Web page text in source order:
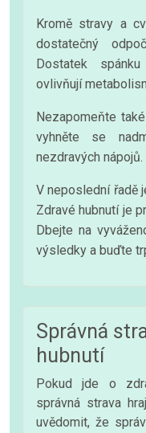
Kromě stravy a
dostatečný
Dostatek
ovlivňují
Nezapomeňte
vyhněte se
nezdravých nápojů.
V neposlední řadě
Zdravé hubnutí je
Dbejte na
výsledky a buďte
Správná
hubnutí
Pokud jde o
správná strava
uvědomit, že